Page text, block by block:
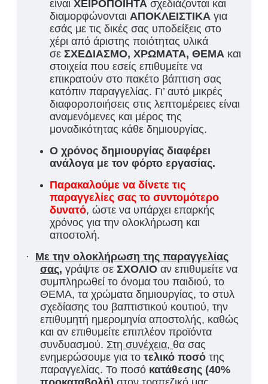
είναι ΧΕΙΡΟΠΟΙΗΤΑ σχεδιάζονται και
διαμορφώνονται ΑΠΟΚΛΕΙΣΤΙΚΑ για
εσάς με τις δικές σας υποδείξεις στο
χέρι από άριστης ποιότητας υλικά
σε ΣΧΕΔΙΑΣΜΟ, ΧΡΩΜΑΤΑ, ΘΕΜΑ και
στοιχεία που εσείς επιθυμείτε να
επικρατούν στο πακέτο βάπτιση σας
κατόπιν παραγγελίας. Γι’ αυτό μικρές
διαφοροποιήσεις στις λεπτομέρειες είναι
αναμενόμενες και μέρος της
μοναδικότητας κάθε δημιουργίας.
Ο χρόνος δημιουργίας διαφέρει
ανάλογα με τον φόρτο εργασίας.
Παρακαλούμε να δίνετε τις
παραγγελίες σας το συντομότερο
δυνατό, ώστε να υπάρχει επαρκής
χρόνος για την ολοκλήρωση και
αποστολή.
·
Με την ολοκλήρωση της παραγγελίας
σας, γράψτε σε ΣΧΟΛΙΟ αν επιθυμείτε να
συμπληρωθεί το όνομα του παιδιού, το
ΘΕΜΑ, τα χρώματα δημιουργίας, το στυλ
σχεδίασης του βαπτιστικού κουτιού, την
επιθυμητή ημερομηνία αποστολής, καθώς
και αν επιθυμείτε επιπλέον προϊόντα
συνδυασμού. Στη συνέχεια, θα σας
ενημερώσουμε για το τελικό ποσό της
παραγγελίας. Το ποσό κατάθεσης (40%